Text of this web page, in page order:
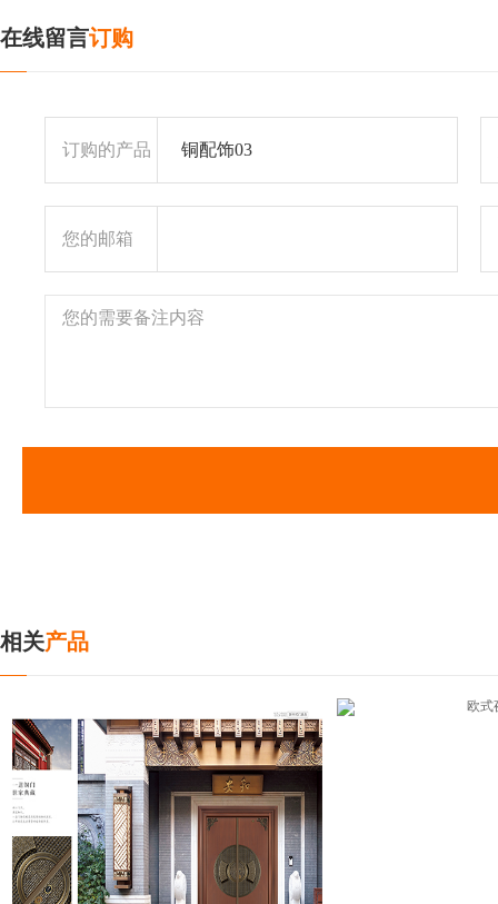
在线留言订购
订购的产品 铜配饰03
您的邮箱
相关产品